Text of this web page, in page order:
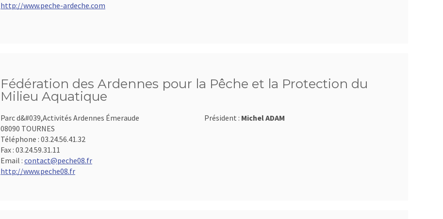
http://www.peche-ardeche.com
Fédération des Ardennes pour la Pêche et la Protection du
Milieu Aquatique
Parc d&#039,Activités Ardennes Émeraude
08090 TOURNES
Téléphone : 03.24.56.41.32
Fax : 03.24.59.31.11
Email : contact@peche08.fr
http://www.peche08.fr
Président : Michel ADAM